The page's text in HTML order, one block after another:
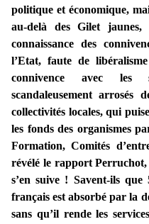
politique et économique,
au-delà des Gilet jaunes,
connaissance des
l’Etat, faute de
connivence avec les
scandaleusement arrosés
collectivités locales, qui
les fonds des organismes
Formation, Comités
révélé le rapport Perruchot,
s’en suive ! Savent-ils
français est absorbé par la
sans qu’il rende les